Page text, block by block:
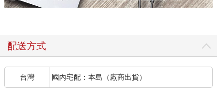
配送方式
台灣 國內宅配：本島（廠商出貨）